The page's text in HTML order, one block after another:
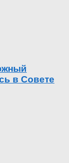
в Совете